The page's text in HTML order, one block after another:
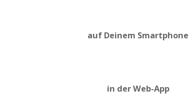
auf Deinem Smartphone
in der Web-App